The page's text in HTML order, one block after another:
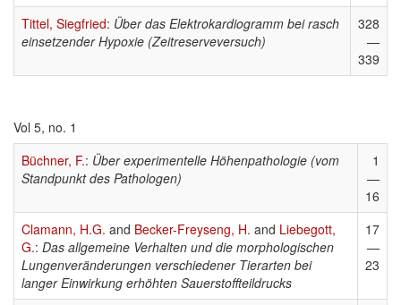
Tittel, Siegfried: Über das Elektrokardiogramm bei rasch
einsetzender Hypoxie (Zeitreserveversuch)
328
—
339
Vol 5, no. 1
Büchner, F.: Über experimentelle Höhenpathologie (vom
Standpunkt des Pathologen)
1
—
16
Clamann, H.G. and Becker-Freyseng, H. and Liebegott,
G.: Das allgemeine Verhalten und die morphologischen
Lungenveränderungen verschiedener Tierarten bei
langer Einwirkung erhöhten Sauerstoffteildrucks
17
—
23